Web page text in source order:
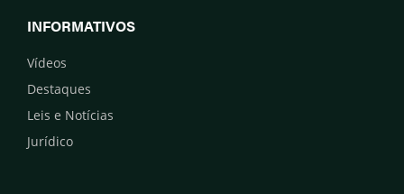
INFORMATIVOS
Vídeos
Destaques
Leis e Notícias
Jurídico